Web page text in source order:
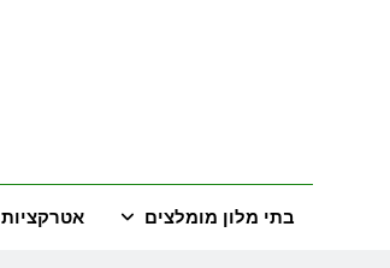
בתי מלון מומלצים אטרקציות